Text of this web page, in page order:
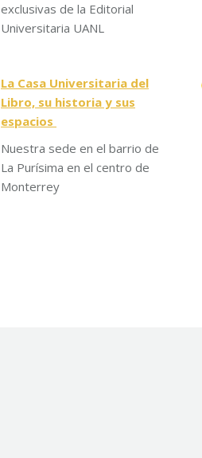
exclusivas de la Editorial
Universitaria UANL
La Casa Universitaria del
Libro, su historia y sus
espacios
Nuestra sede en el barrio de
La Purísima en el centro de
Monterrey